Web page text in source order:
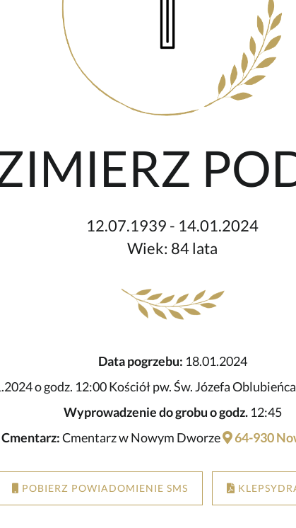
12.07.1939 - 14.01.2024
Wiek: 84 lata
Data pogrzebu: 18.01.2024
o godz. 12:00 Kościół pw. Św. Józefa
Wyprowadzenie do grobu o godz.12:45
Cmentarz:Cmentarz w Nowym Dworze 64-930
POBIERZ POWIADOMIENIE SMS